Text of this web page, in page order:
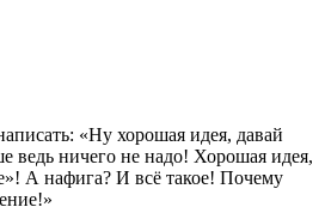
«Ну хорошая идея, давай
ведь ничего не надо! Хорошая идея,
А нафига? И всё такое! Почему